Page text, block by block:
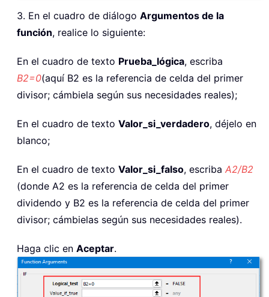
3. En el cuadro de diálogo Argumentos de la
función, realice lo siguiente:
En el cuadro de texto Prueba_lógica, escriba
B2=0(aquí B2 es la referencia de celda del primer
divisor; cámbiela según sus necesidades reales);
En el cuadro de texto Valor_si_verdadero, déjelo en
blanco;
En el cuadro de texto Valor_si_falso, escriba A2/B2
(donde A2 es la referencia de celda del primer
dividendo y B2 es la referencia de celda del primer
divisor; cámbielas según sus necesidades reales).
Haga clic en Aceptar.